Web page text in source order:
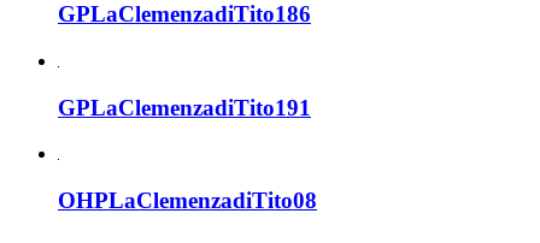
GPLaClemenzadiTito186
GPLaClemenzadiTito191
OHPLaClemenzadiTito08